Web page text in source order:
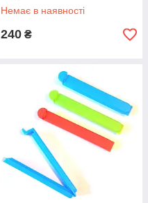
Немає в наявності
240 ₴